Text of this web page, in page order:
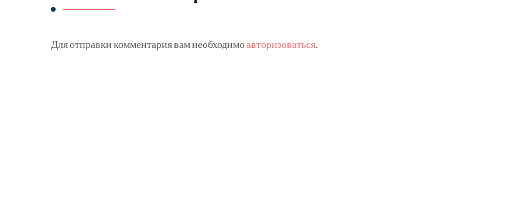
Для отправки комментария вам необходимоавторизоваться.